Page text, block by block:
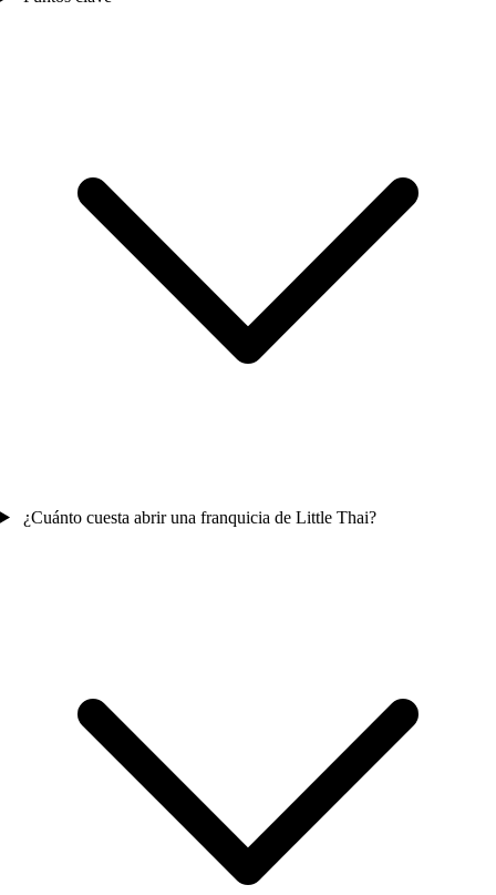
¿Cuánto cuesta abrir una franquicia de Little Thai?